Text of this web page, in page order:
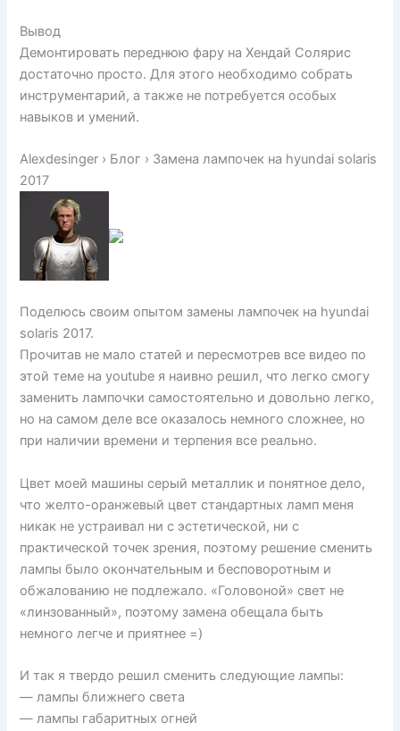
Вывод
Демонтировать переднюю фару на Хендай Солярис
достаточно просто. Для этого необходимо собрать
инструментарий, а также не потребуется особых
навыков и умений.
Alexdesinger › Блог › Замена лампочек на hyundai solaris
2017
Поделюсь своим опытом замены лампочек на hyundai
solaris 2017.
Прочитав не мало статей и пересмотрев все видео по
этой теме на youtube я наивно решил, что легко смогу
заменить лампочки самостоятельно и довольно легко,
но на самом деле все оказалось немного сложнее, но
при наличии времени и терпения все реально.
Цвет моей машины серый металлик и понятное дело,
что желто-оранжевый цвет стандартных ламп меня
никак не устраивал ни с эстетической, ни с
практической точек зрения, поэтому решение сменить
лампы было окончательным и бесповоротным и
обжалованию не подлежало. «Головоной» свет не
«линзованный», поэтому замена обещала быть
немного легче и приятнее =)
И так я твердо решил сменить следующие лампы:
— лампы ближнего света
— лампы габаритных огней